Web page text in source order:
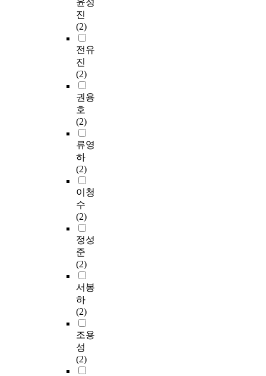
윤정
진
(2)
전유
진
(2)
권용
호
(2)
류영
하
(2)
이청
수
(2)
정성
준
(2)
서봉
하
(2)
조용
성
(2)